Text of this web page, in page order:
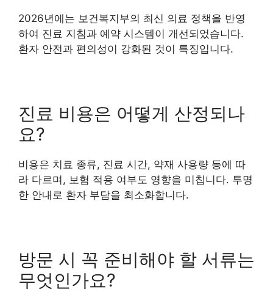
2026년에는 보건복지부의 최신 의료 정책을 반영
하여 진료 지침과 예약 시스템이 개선되었습니다.
환자 안전과 편의성이 강화된 것이 특징입니다.
진료 비용은 어떻게 산정되나
요?
비용은 치료 종류, 진료 시간, 약재 사용량 등에 따
라 다르며, 보험 적용 여부도 영향을 미칩니다. 투명
한 안내로 환자 부담을 최소화합니다.
방문 시 꼭 준비해야 할 서류는
무엇인가요?